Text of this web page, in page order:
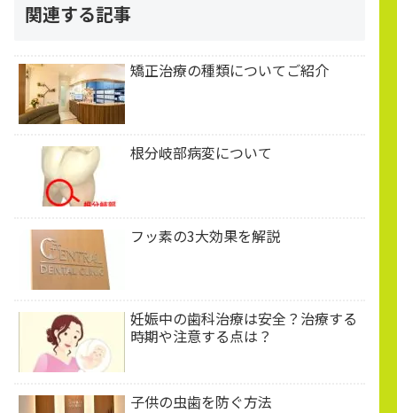
関連する記事
矯正治療の種類についてご紹介
根分岐部病変について
フッ素の3大効果を解説
妊娠中の歯科治療は安全？治療する
時期や注意する点は？
子供の虫歯を防ぐ方法